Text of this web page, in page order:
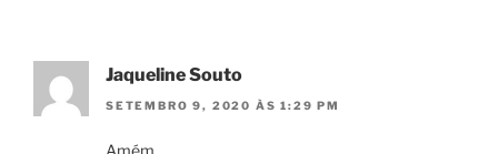
Jaqueline Souto
SETEMBRO 9, 2020 ÀS 1:29 PM